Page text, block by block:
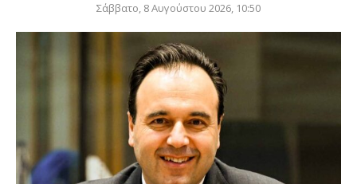
Σάββατο, 8 Αυγούστου 2026, 10:50